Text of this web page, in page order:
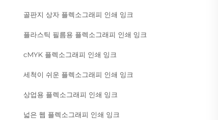
골판지 상자 플렉소그래피 인쇄 잉크
플라스틱 필름용 플렉소그래피 인쇄 잉크
cMYK 플렉소그래피 인쇄 잉크
세척이 쉬운 플렉소그래피 인쇄 잉크
상업용 플렉소그래피 인쇄 잉크
넓은 웹 플렉소그래피 인쇄 잉크